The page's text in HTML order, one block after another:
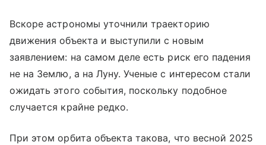
Вскоре астрономы уточнили траекторию
движения объекта и выступили с новым
заявлением: на самом деле есть риск его падения
не на Землю, а на Луну. Ученые с интересом стали
ожидать этого события, поскольку подобное
случается крайне редко.
При этом орбита объекта такова, что весной 2025